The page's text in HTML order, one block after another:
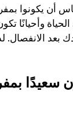
أن يكونوا
وأحيانًا